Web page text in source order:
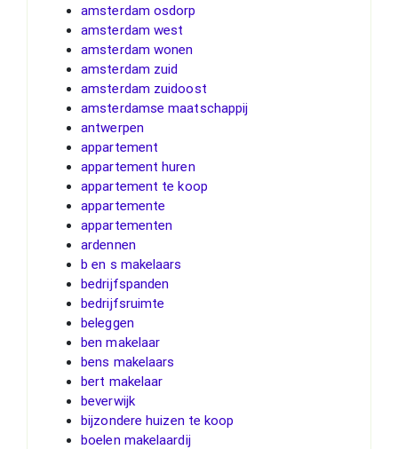
amsterdam osdorp
amsterdam west
amsterdam wonen
amsterdam zuid
amsterdam zuidoost
amsterdamse maatschappij
antwerpen
appartement
appartement huren
appartement te koop
appartemente
appartementen
ardennen
b en s makelaars
bedrijfspanden
bedrijfsruimte
beleggen
ben makelaar
bens makelaars
bert makelaar
beverwijk
bijzondere huizen te koop
boelen makelaardij